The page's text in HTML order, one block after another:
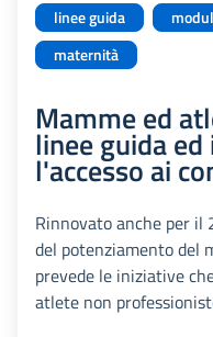
linee guida
maternità
Mamme ed
linee guida
l'accesso ai
Rinnovato anche per il
del potenziamento del
prevede le iniziative
atlete non